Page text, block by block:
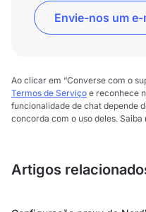
Envie-nos um e-
Ao clicar em “Converse com o
Termos de Serviço e reconhece
funcionalidade de chat depende
concorda com o uso deles. Saiba
Artigos